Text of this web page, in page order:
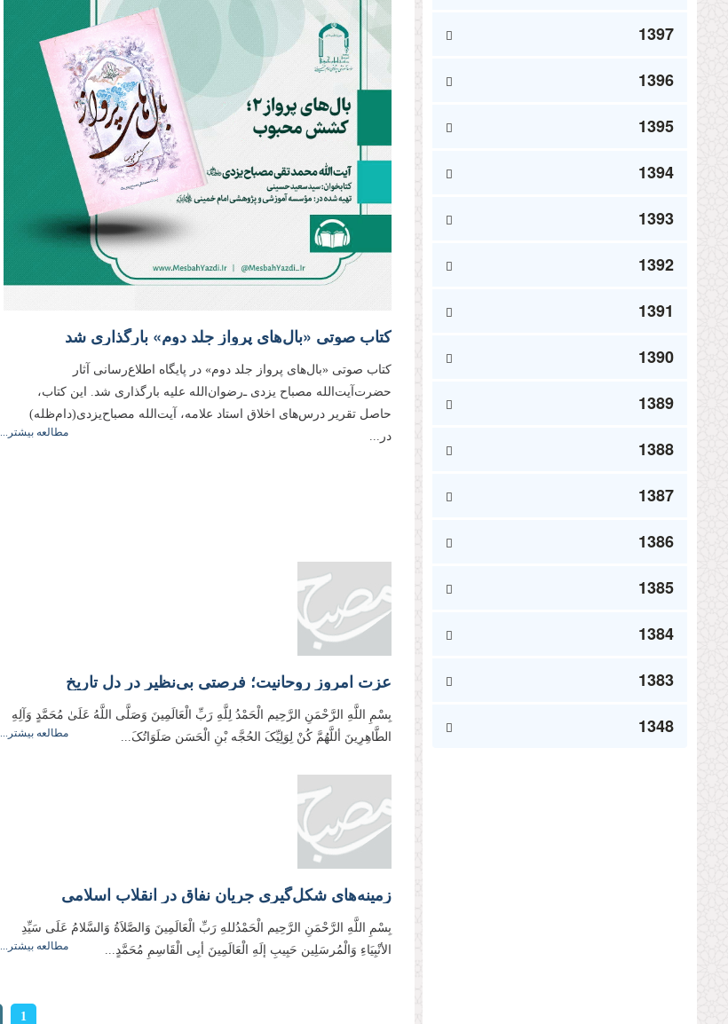
1397
1396
1395
1394
1393
1392
1391
1390
1389
1388
1387
1386
1385
1384
1383
1348
کتاب صوتی «بال‌های پرواز جلد دوم» بارگذاری شد
کتاب صوتی «بال‌های پرواز جلد دوم» در پایگاه اطلاع‌رسانی آثار
حضرت‌آیت‌الله مصباح یزدی ـ‌رضوان‌الله علیه‌ بارگذاری شد. این كتاب،
حاصل تقریر درس‌های اخلاق استاد علامه، آیت‌الله مصباح‌یزدی(دام‌ظله)
در...
مطالعه بیشتر...
عزت امروز روحانیت؛ فرصتی بی‌نظیر در دل تاریخ
بِسْمِ اللَّهِ الرَّحْمَنِ الرَّحِیم الْحَمْدُ لِلَّهِ رَبِّ الْعَالَمِينَ وَصَلَّى اللَّهُ عَلَىٰ مُحَمَّدٍ وَآلِهِ
الطَّاهِرِينَ أللَّهُمَّ کُنْ لِوَلِیِّکَ الحُجَّه بْنِ الْحَسَن صَلَوَاتُکَ...
مطالعه بیشتر...
زمینه‌های شکل‌گیری جریان نفاق در انقلاب اسلامی
بِسْمِ اللَّهِ الرَّحْمَنِ الرَّحِيم الْحَمْدُللهِ رَبِّ الْعَالَمِینَ وَالصَّلاَةُ وَالسَّلامُ عَلَی سَیِّدِ
الأنْبِیَاءِ وَالْمُرسَلِین حَبِیبِ إلَهِ الْعَالَمِینَ أبِی الْقَاسِمِ مُحَمَّدٍ...
مطالعه بیشتر...
1